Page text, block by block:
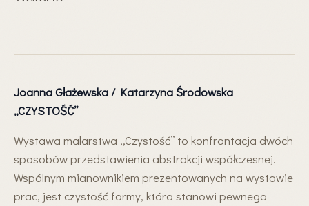
Joanna Głażewska / Katarzyna Środowska
„CZYSTOŚĆ”
Wystawa malarstwa ,,Czystość’’ to konfrontacja dwóch
sposobów przedstawienia abstrakcji współczesnej.
Wspólnym mianownikiem prezentowanych na wystawie
prac, jest czystość formy, która stanowi pewnego